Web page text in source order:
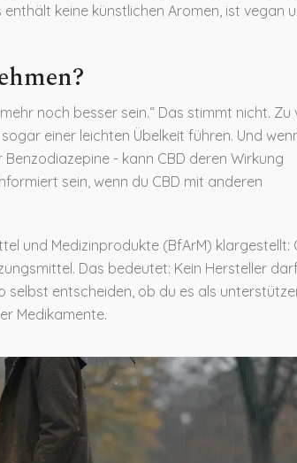
keine künstlichen Aromen, ist vegan
noch besser sein.“ Das stimmt nicht. Zu
einer leichten Übelkeit führen. Und
- kann CBD deren Wirkung
sein, wenn du CBD mit anderen
und Medizinprodukte (BfArM) klargestellt:
Das bedeutet: Kein Hersteller
selbst entscheiden, ob du es als
Medikamente.